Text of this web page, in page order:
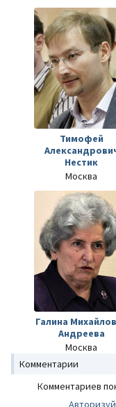
Тимофей
Нестик
Москва
Галина
Андреева
Москва
Комментарии
Комментариев